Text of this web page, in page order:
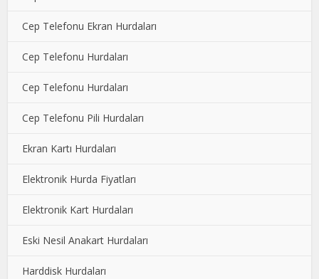
Cep Telefonu Ekran Hurdaları
Cep Telefonu Hurdaları
Cep Telefonu Hurdaları
Cep Telefonu Pili Hurdaları
Ekran Kartı Hurdaları
Elektronik Hurda Fiyatları
Elektronik Kart Hurdaları
Eski Nesil Anakart Hurdaları
Harddisk Hurdaları